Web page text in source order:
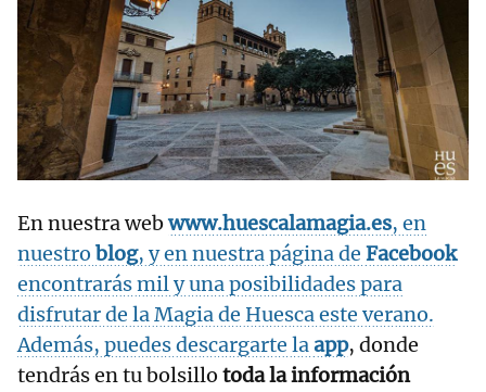
En nuestra webwww.huescalamagia.es, en
nuestro blog, y en nuestra página de Facebook
encontrarás mil y una posibilidades para
disfrutar de la Magia de Huesca este verano.
Además, puedes descargarte laapp, donde
tendrás en tu bolsillo toda la información